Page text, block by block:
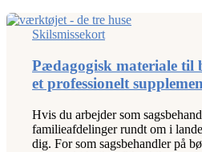
Skilsmissekort
Pædagogisk materiale til
et professionelt
Hvis du arbejder som
familieafdelinger rundt om i
dig. For som sagsbehandler på